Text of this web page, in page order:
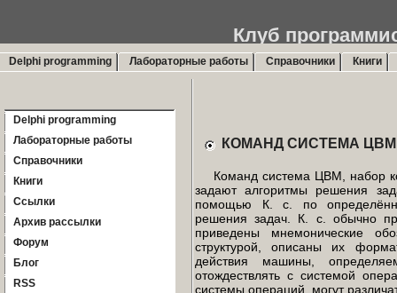
Клуб
Delphi
Delphi programming Лабораторные работы Справочники Книги
Delphi programming
Лабораторные работы
Справочники
Книги
Ссылки
Архив рассылки
Форум
Блог
RSS
КОМАНД СИСТЕМА ЦВМ
Команд система ЦВМ, набор
задают алгоритмы решения
помощью К. с. по
решения задач. К. с. обычно
приведены мнемонические
структурой, описаны их
действия машины,
отождествлять с системой
системы операций, могут